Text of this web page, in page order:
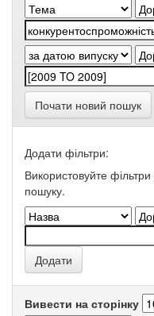
Почати новий пошук
Додати фільтри:
Використовуйте
пошуку.
Вивести на сторінку